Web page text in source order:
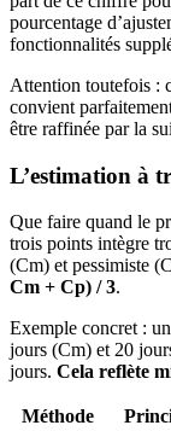
pourcentage
fonctionnalités
Attention toutefois :
convient
être raffinée par la
L’estimation à
Que faire quand le
trois points intègre
(Cm) et pessimiste
Cm + Cp) / 3.
Exemple concret :
jours (Cm) et 20
jours. Cela reflète
Méthode